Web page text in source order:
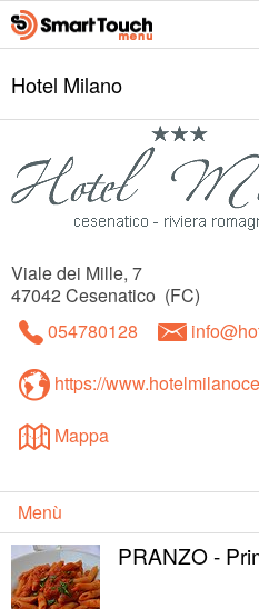
Hotel Milano
Viale dei Mille, 7
47042 Cesenatico (FC)
054780128
https://
Mappa
Menù
PRANZO -